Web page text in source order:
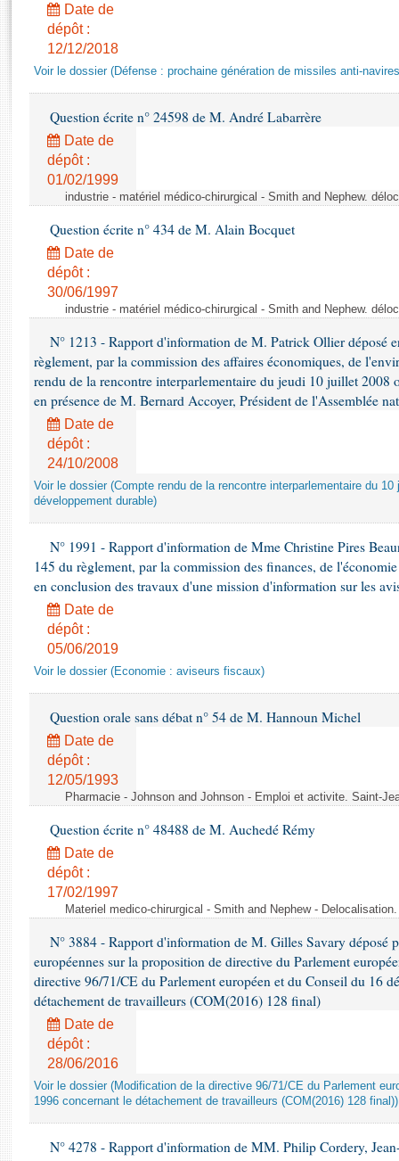
Rapports d'information
Rapports d'enquête
Rapports sur l'application des lois
Baromètre de l’application des lois
Dossiers législatifs
Budget et sécurité sociale
Questions écrites et orales
Comptes rendus des débats
Anciennes législatures
Liens vers les sites publics
Date de
dépôt :
12/12/2018
Voir le dossier (Défense : prochaine génération de missiles anti-
Question écrite n° 24598 de M. André Labarrère
Date de
dépôt :
01/02/1999
industrie - matériel médico-chirurgical - Smith and Nephew.
Question écrite n° 434 de M. Alain Bocquet
Date de
dépôt :
30/06/1997
industrie - matériel médico-chirurgical - Smith and Nephew.
N° 1213 - Rapport d'information de M. Patrick Ollier déposé
règlement, par la commission des affaires économiques, de
rendu de la rencontre interparlementaire du jeudi 10 juillet 2008
en présence de M. Bernard Accoyer, Président de l'Assemblée
Date de
dépôt :
24/10/2008
Voir le dossier (Compte rendu de la rencontre interparlementaire du
développement durable)
N° 1991 - Rapport d'information de Mme Christine Pires
145 du règlement, par la commission des finances, de
en conclusion des travaux d'une mission d'information sur les
Date de
dépôt :
05/06/2019
Voir le dossier (Economie : aviseurs fiscaux)
Question orale sans débat n° 54 de M. Hannoun Michel
Date de
dépôt :
12/05/1993
Pharmacie - Johnson and Johnson - Emploi et activite. Saint-
Question écrite n° 48488 de M. Auchedé Rémy
Date de
dépôt :
17/02/1997
Materiel medico-chirurgical - Smith and Nephew -
N° 3884 - Rapport d'information de M. Gilles Savary déposé
européennes sur la proposition de directive du Parlement
directive 96/71/CE du Parlement européen et du Conseil du 16
détachement de travailleurs (COM(2016) 128 final)
Date de
dépôt :
28/06/2016
Voir le dossier (Modification de la directive 96/71/CE du Parlement
1996 concernant le détachement de travailleurs (COM(2016) 128 final))
N° 4278 - Rapport d'information de MM. Philip Cordery,